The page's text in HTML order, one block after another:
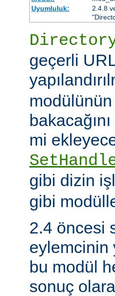
Uyumluluk:
2.4.8
geçerli
mi
gibi dizin
gibi
2.4 öncesi
eylemcinin
bu modül
sonuç